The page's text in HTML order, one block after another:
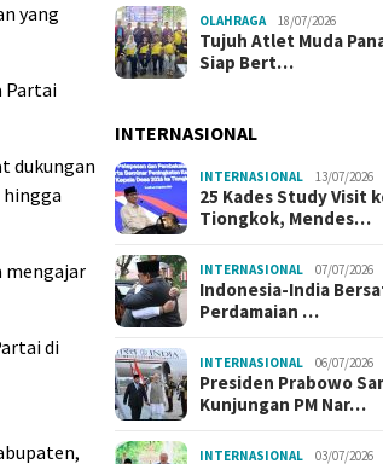
yang
Partai
dukungan
mengajar
di
OLAHRAGA 18/07/2026
Tujuh Atlet Muda
Siap Bert…
INTERNASIONAL
INTERNASIONAL 13/07/2026
25 Kades Study Visit
Tiongkok, Mendes…
INTERNASIONAL 07/07/2026
Indonesia-India
Perdamaian …
INTERNASIONAL 06/07/2026
Presiden Prabowo
Kunjungan PM Nar…
INTERNASIONAL 03/07/2026